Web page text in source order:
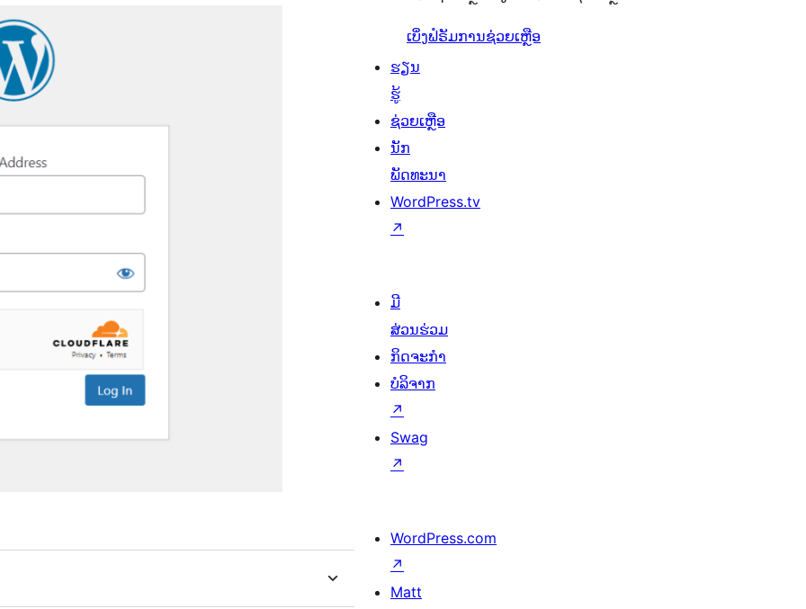
ເບິ່ງຟໍຣັມການຊ່ວຍເຫຼືອ
ຮຽນ
ຮູ້
ຊ່ວຍເຫຼືອ
ນັກ
ພັດທະນາ
WordPress.tv
↗
ມີ
ສ່ວນຮ່ວມ
ກິດຈະກຳ
ບໍລິຈາກ
↗
Swag
↗
WordPress.com
↗
Matt